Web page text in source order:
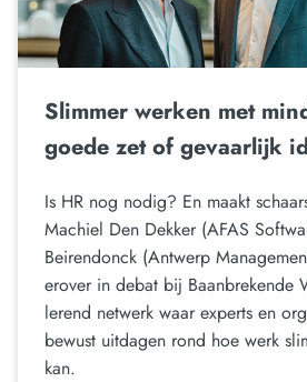
Slimmer werken met
goede zet of gevaarlijk
Is HR nog nodig? En maakt
Machiel Den Dekker (AFAS
Beirendonck (Antwerp
erover in debat bij Baanbrekende
lerend netwerk waar experts en
bewust uitdagen rond hoe werk
kan.